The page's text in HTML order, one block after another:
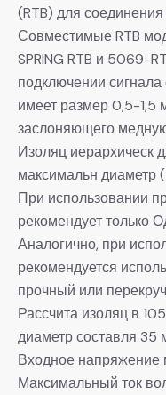
(RTB) для
Совместимые RTB
SPRING RTB и 5069-
подключении
имеет размер 0,5-1,5
заслоняющего
Изоляц иерархическ
максимальн диаметр
При использовании
рекомендует только
Аналогично, при
рекомендуется
прочный или
Рассчита изоляц в
диаметр составля
Входное напряжение
Максимальный ток